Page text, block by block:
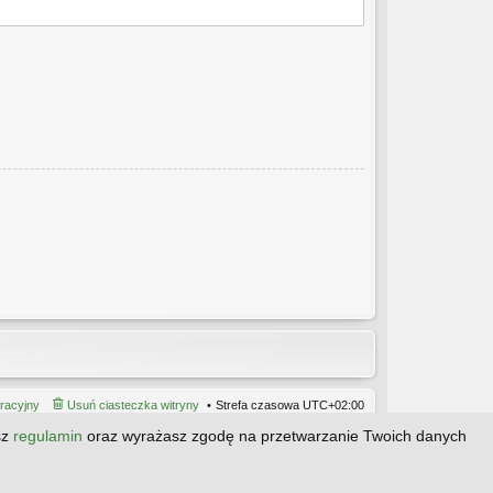
Strefa czasowa UTC+02:00
Usuń ciasteczka witryny
regulamin oraz wyrażasz zgodę na przetwarzanie Twoich danych